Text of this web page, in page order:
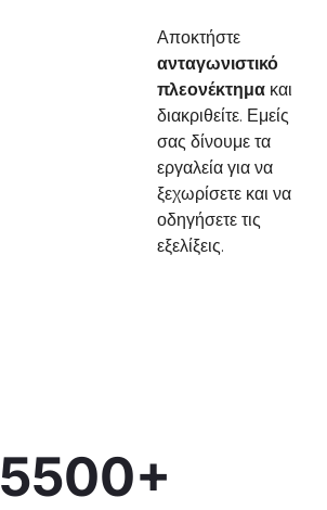
Αποκτήστε
ανταγωνιστικό
πλεονέκτημα και
διακριθείτε. Εμείς
σας δίνουμε τα
εργαλεία για να
ξεχωρίσετε και να
οδηγήσετε τις
εξελίξεις.
5500+